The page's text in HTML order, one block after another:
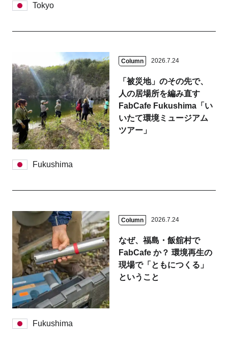
Tokyo
Column 2026.7.24
「被災地」のその先で、
人の居場所を編み直す
FabCafe Fukushima「い
いたて環境ミュージアム
ツアー」
Fukushima
Column 2026.7.24
なぜ、福島・飯舘村で
FabCafe か？ 環境再生の
現場で「ともにつくる」
ということ
Fukushima